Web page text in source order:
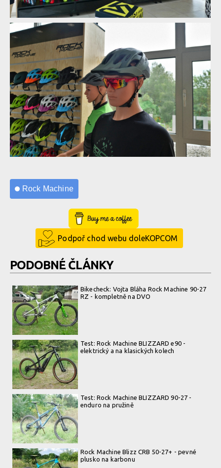
Rock Machine 2020 - nové barvy a DVO odpružení
Rock Machine 2020 - nové barvy a DVO odpružení
Rock Machine 2020 - nové barvy a DVO odpružení
Rock Machine 2020 - nové barvy a DVO odpružení
Rock Machine 2020 - nové barvy a DVO odpružení
Rock Machine 2020 - nové barvy a DVO odpružení
Rock Machine 2020 - nové barvy a DVO odpružení
Rock Machine 2020 - nové barvy a DVO odpružení
Rock Machine 2020 - nové barvy a DVO odpružení
Rock Machine 2020 - nové barvy a DVO odpružení
Rock Machine
Buy Me a Coffee
Podpoř chod webu doleKOPCOM
PODOBNÉ ČLÁNKY
Bikecheck: Vojta Bláha Rock Machine 90-27
RZ - kompletně na DVO
Test: Rock Machine BLIZZARD e90 -
elektrický a na klasických kolech
Test: Rock Machine BLIZZARD 90-27 -
enduro na pružině
Rock Machine Blizz CRB 50-27+ - pevné
plusko na karbonu